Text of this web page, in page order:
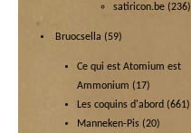
satiricon.be (236)
Bruocsella (59)
Ce qui est Atomium est
Ammonium (17)
Les coquins d'abord (661)
Manneken-Pis (20)